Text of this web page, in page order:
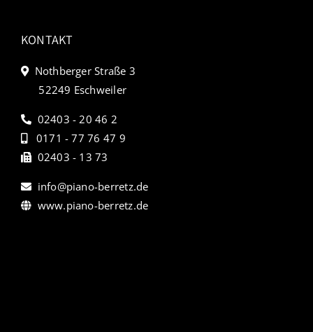
KONTAKT
Nothberger Straße 3
52249 Eschweiler
02403 - 20 46 2
0171 - 77 76 47 9
02403 - 13 73
info@piano-berretz.de
www.piano-berretz.de